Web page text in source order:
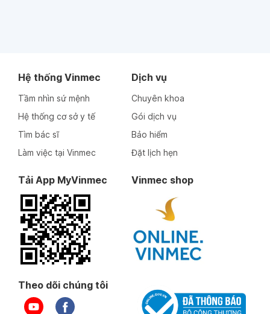
Hệ thống Vinmec
Tầm nhìn sứ mệnh
Hệ thống cơ sở y tế
Tìm bác sĩ
Làm việc tại Vinmec
Dịch vụ
Chuyên khoa
Gói dịch vụ
Bảo hiểm
Đặt lịch hẹn
Tải App MyVinmec Vinmec shop
Theo dõi chúng tôi